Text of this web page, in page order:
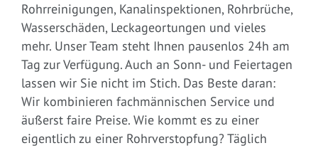
Rohrreinigungen, Kanalinspektionen, Rohrbrüche,
Wasserschäden, Leckageortungen und vieles
mehr. Unser Team steht Ihnen pausenlos 24h am
Tag zur Verfügung. Auch an Sonn- und Feiertagen
lassen wir Sie nicht im Stich. Das Beste daran:
Wir kombinieren fachmännischen Service und
äußerst faire Preise. Wie kommt es zu einer
eigentlich zu einer Rohrverstopfung? Täglich